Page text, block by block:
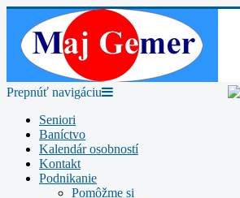
Prepnúť navigáciu
Seniori
Baníctvo
Kalendár osobností
Kontakt
Podnikanie
Pomôžme si